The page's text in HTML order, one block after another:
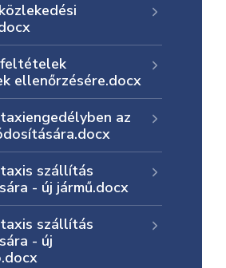
ellenőrzésére.docx
az
szállítás
- új jármű.docx
szállítás
- új